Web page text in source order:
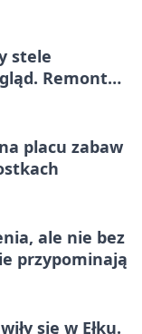
stele
Remont
placu zabaw
ale nie bez
przypominają
się w Ełku.